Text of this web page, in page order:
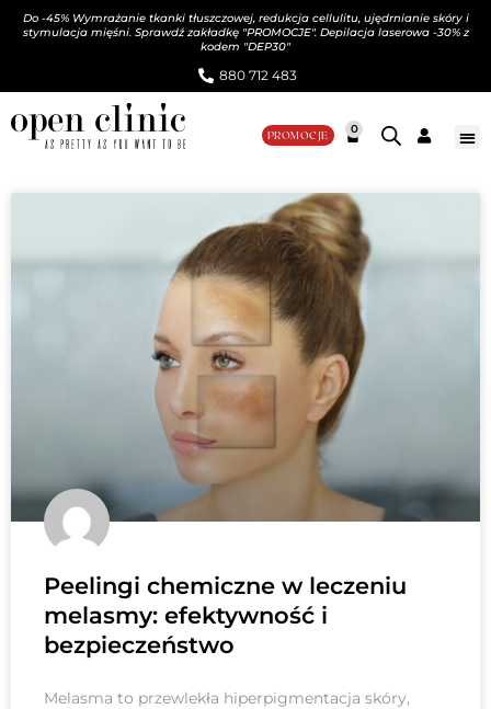
Do -45% Wymrażanie tkanki tłuszczowej, redukcja cellulitu, ujędrnianie skóry i
stymulacja mięśni. Sprawdź zakładkę "PROMOCJE". Depilacja laserowa -30% z
kodem "DEP30"
880 712 483​
PROMOCJE 0
Peelingi chemiczne w leczeniu
melasmy: efektywność i
bezpieczeństwo
Melasma to przewlekła hiperpigmentacja skóry,